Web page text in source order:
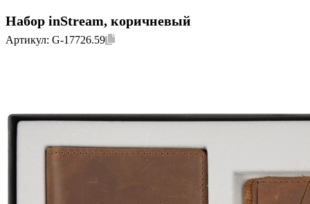
Набор inStream, коричневый
Артикул: G-17726.59